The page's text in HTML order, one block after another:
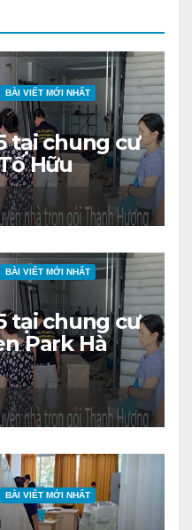
BÀI VIẾT MỚI NHẤT
tại chung cư
Hữu
BÀI VIẾT MỚI NHẤT
tại chung cư
Park Hà
BÀI VIẾT MỚI NHẤT